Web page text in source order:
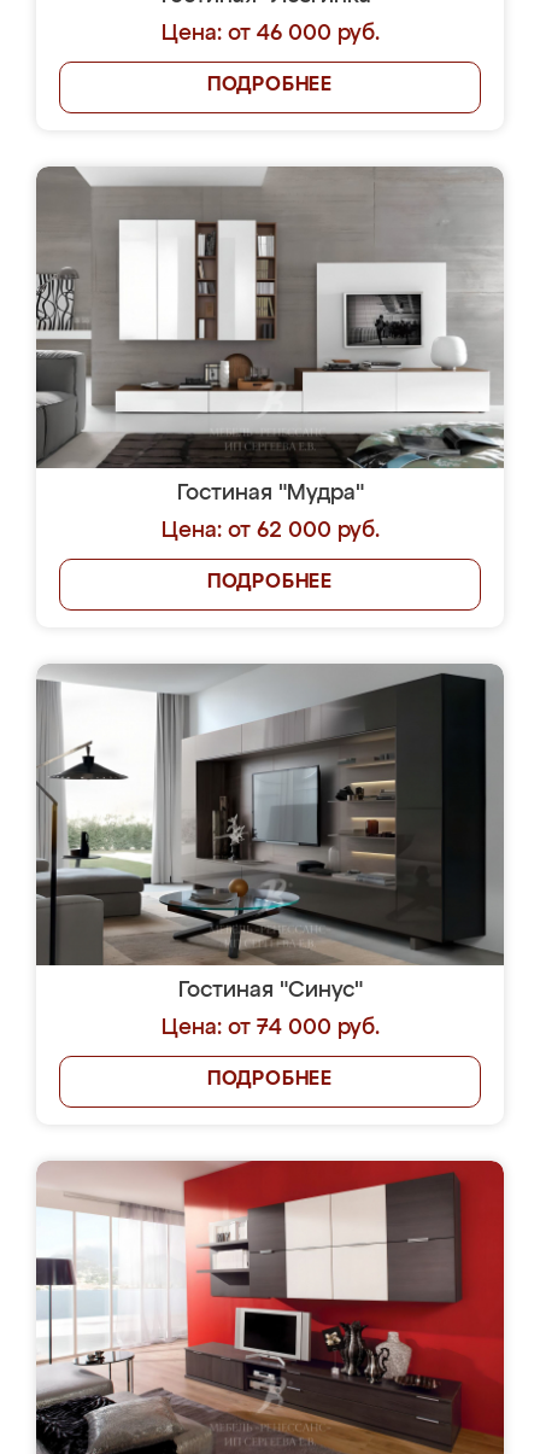
Цена: от 46 000 руб.
ПОДРОБНЕЕ
Гостиная "Мудра"
Цена: от 62 000 руб.
ПОДРОБНЕЕ
Гостиная "Синус"
Цена: от 74 000 руб.
ПОДРОБНЕЕ